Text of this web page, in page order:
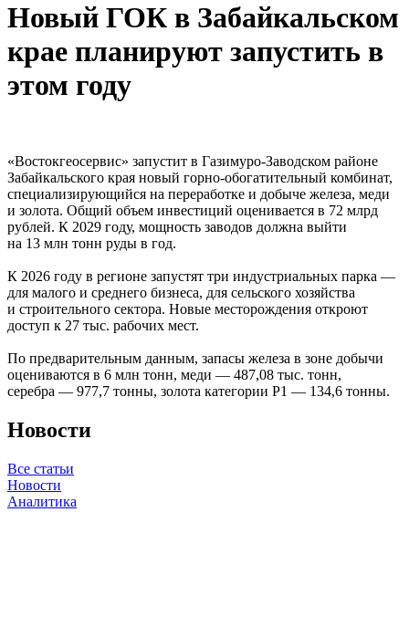
Новый ГОК в Забайкальском
крае планируют запустить в
этом году
«Востокгеосервис» запустит в Газимуро-Заводском районе
Забайкальского края новый горно-обогатительный комбинат,
специализирующийся на переработке и добыче железа, меди
и золота. Общий объем инвестиций оценивается в 72 млрд
рублей. К 2029 году, мощность заводов должна выйти
на 13 млн тонн руды в год.
К 2026 году в регионе запустят три индустриальных парка —
для малого и среднего бизнеса, для сельского хозяйства
и строительного сектора. Новые месторождения откроют
доступ к 27 тыс. рабочих мест.
По предварительным данным, запасы железа в зоне добычи
оцениваются в 6 млн тонн, меди — 487,08 тыс. тонн,
серебра — 977,7 тонны, золота категории P1 — 134,6 тонны.
Новости
Все статьи
Новости
Аналитика